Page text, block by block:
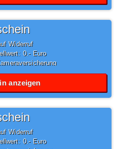
Widerruf
0,- Euro
anzeigen
Widerruf
0,- Euro